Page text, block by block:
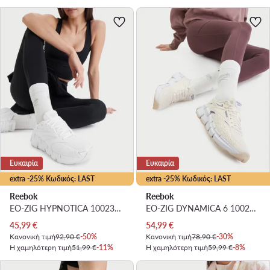
extra -25% Κωδικός: LAST
Ευκαιρία
Reebok
EO-ZIG HYPNOTICA 100238013 W · Παπούτσια για Τρέξιμο
Τρέχουσα τιμή
45,99€
Κανονική τιμή92,90 €-50%
Η χαμηλότερη τιμή51,99 €-11%
extra -25% Κωδικός: LAST
Ευκαιρία
Reebok
EO-ZIG DYNAMICA 6 100244513 · Παπούτσια για Τρέξιμο
Τρέχουσα τιμή
54,99€
Κανονική τιμή78,90 €-30%
Η χαμηλότερη τιμή59,99 €-8%